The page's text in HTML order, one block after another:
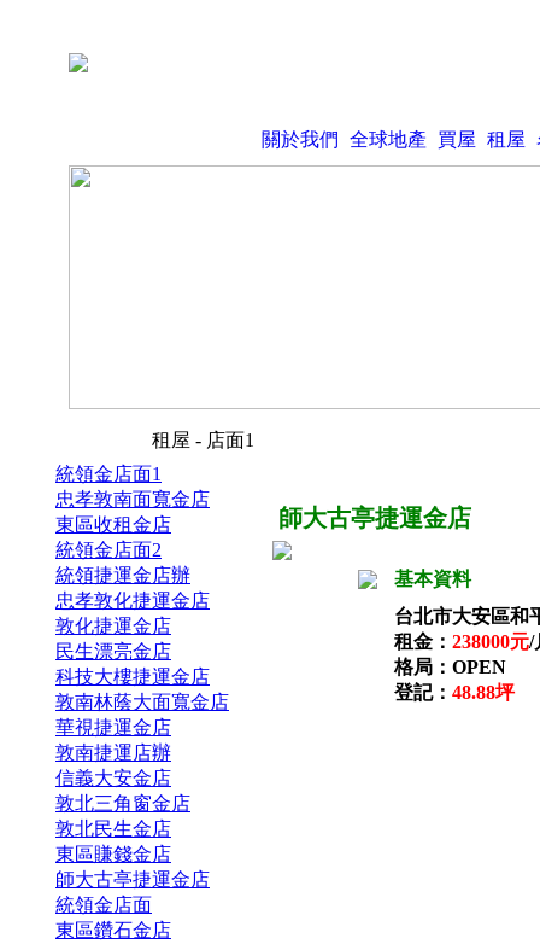
關於我們 全球地產 買屋 租屋
租屋 - 店面1
統領金店面1
忠孝敦南面寬金店
東區收租金店
統領金店面2
統領捷運金店辦
忠孝敦化捷運金店
敦化捷運金店
民生漂亮金店
科技大樓捷運金店
敦南林蔭大面寬金店
華視捷運金店
敦南捷運店辦
信義大安金店
敦北三角窗金店
敦北民生金店
東區賺錢金店
師大古亭捷運金店
統領金店面
東區鑽石金店
師大古亭捷運金店
基本資料
台北市大安區和
租金： 238000元/
格局：OPEN
登記： 48.88坪